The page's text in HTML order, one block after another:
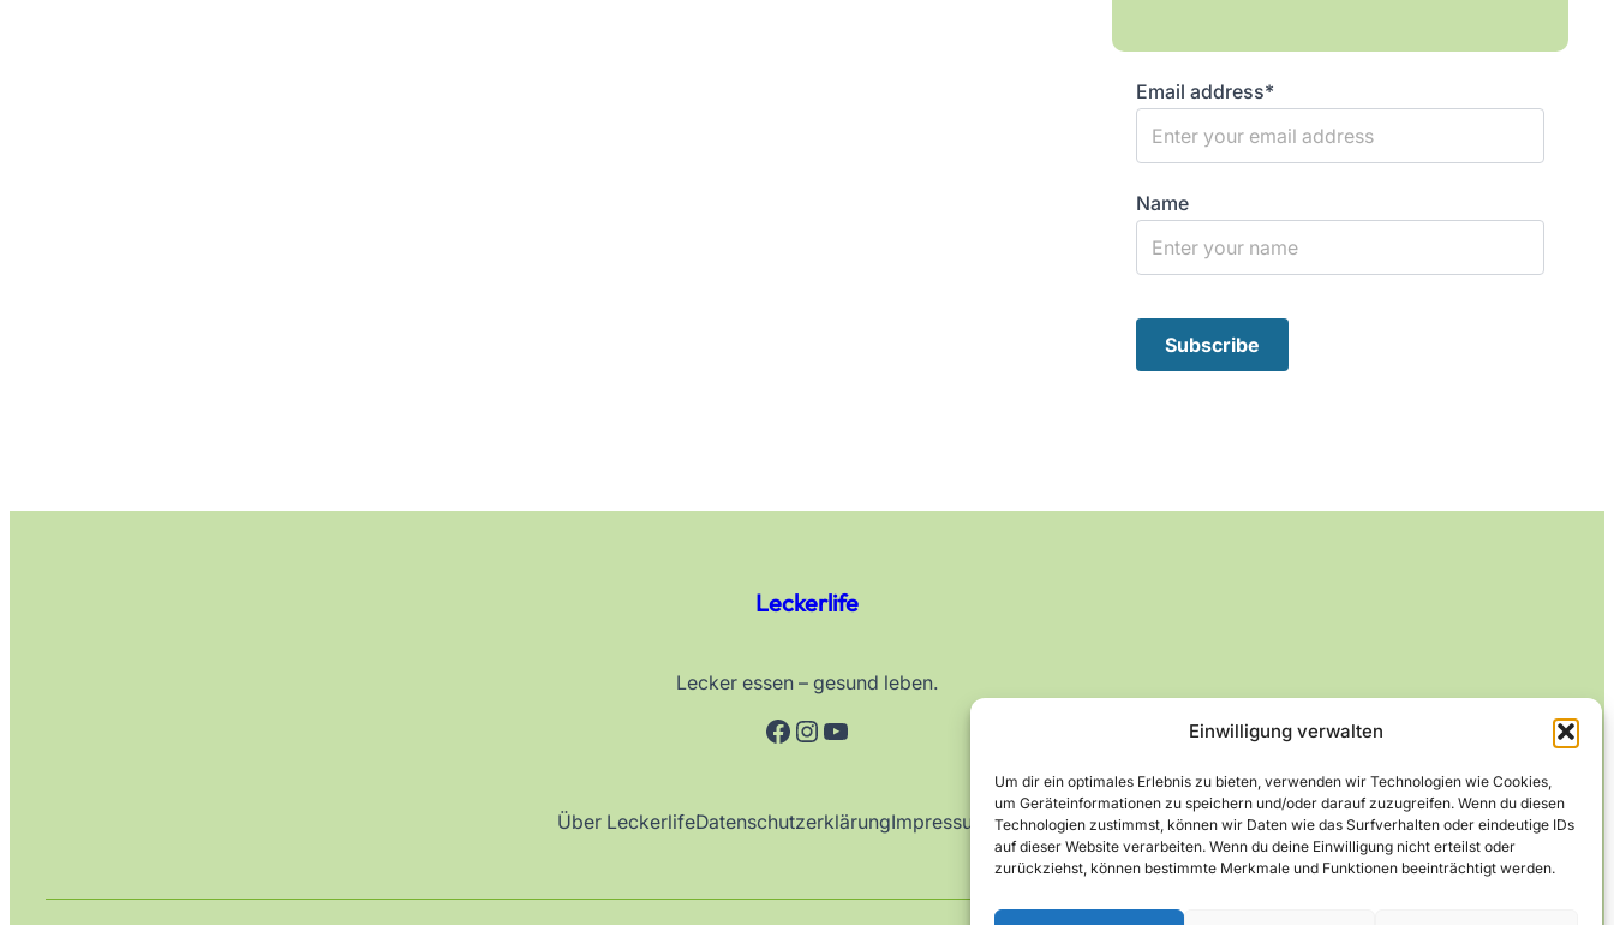
Einwilligung verwalten
Um dir ein optimales Erlebnis zu bieten, verwenden wir Technologien wie Cookies,
um Geräteinformationen zu speichern und/oder darauf zuzugreifen. Wenn du diesen
Technologien zustimmst, können wir Daten wie das Surfverhalten oder eindeutige IDs
auf dieser Website verarbeiten. Wenn du deine Einwilligung nicht erteilst oder
zurückziehst, können bestimmte Merkmale und Funktionen beeinträchtigt werden.
Email address*
Name
Leckerlife
Lecker essen – gesund leben.
Facebook
Instagram
YouTube
Über LeckerlifeDatenschutzerklärungImpressum Kontakt